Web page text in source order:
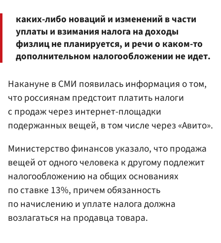
каких-либо новаций и изменений в части
уплаты и взимания налога на доходы
физлиц не планируется, и речи о каком-то
дополнительном налогообложении не идет.
Накануне в СМИ появилась информация о том,
что россиянам предстоит платить налоги
с продаж через интернет-площадки
подержанных вещей, в том числе через «Авито».
Министерство финансов указало, что продажа
вещей от одного человека к другому подлежит
налогообложению на общих основаниях
по ставке 13%, причем обязанность
по начислению и уплате налога должна
возлагаться на продавца товара.